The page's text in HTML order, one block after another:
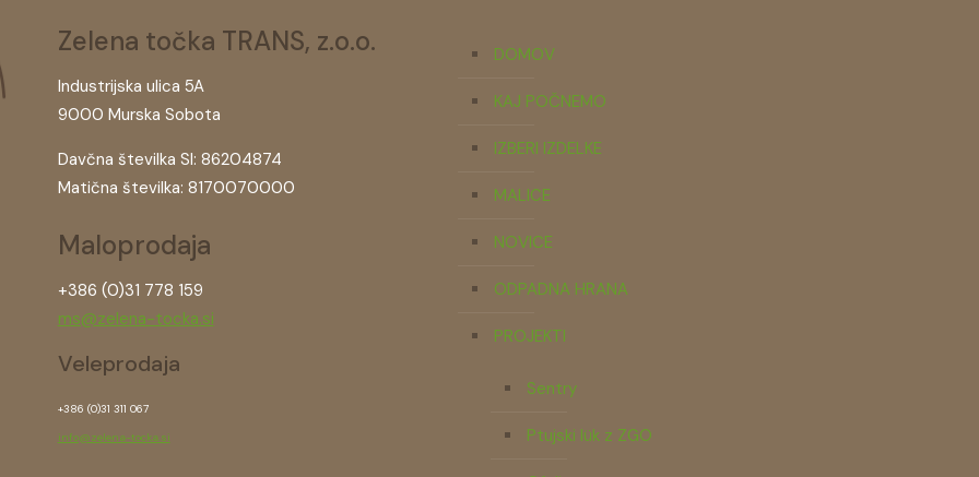
Zelena točka TRANS, z.o.o.
Industrijska ulica 5A
9000 Murska Sobota
Davčna številka SI: 86204874
Matična številka: 8170070000
Maloprodaja
+386 (0)31 778 159
ms@zelena-tocka.si
Veleprodaja
+386 (0)31 311 067
info@zelena-tocka.si
DOMOV
KAJ POČNEMO
IZBERI IZDELKE
MALICE
NOVICE
ODPADNA HRANA
PROJEKTI
Sentry
Ptujski lük z ZGO